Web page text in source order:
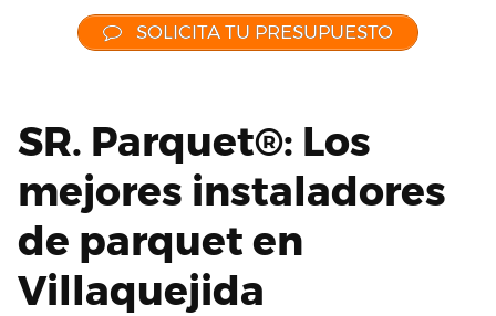
SOLICITA TU PRESUPUESTO
SR. Parquet®: Los
mejores instaladores
de parquet en
Villaquejida